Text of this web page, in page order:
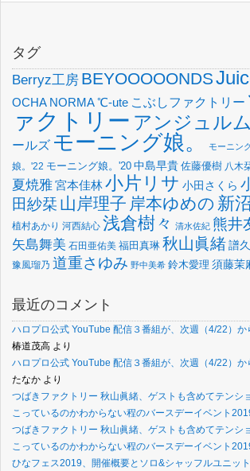
タグ
Berryz工房 BEYOOOOONDS
OCHA NORMA℃-ute こぶしファクトリー
ァクトリー アンジュルム
ールズ モーニング娘。 モーニン
娘。'22 モーニング娘。'20 中島早貴 佐藤優樹 八木
夏焼雅宮本佳林小片リサ 小田さくら
田紗栞 山岸理子 岸本ゆめの 新
植村あかり 河西結心 浅倉樹々 清水佐紀 熊井
矢島舞美 石田亜佑美 福田真琳 秋山眞緒譜
豫風瑠乃 道重さゆみ 野中美希 鈴木愛理 須藤茉
最近のコメント
ハロプロ公式 YouTube 配信３番組が、次週（4/22）か
椿道茂高 より
ハロプロ公式 YouTube 配信３番組が、次週（4/22）か
たなか より
つばきファクトリー 秋山眞緒、ゲストも含めてテンシ
こっているのかわからない程のバースデーイベント
つばきファクトリー 秋山眞緒、ゲストも含めてテンシ
こっているのかわからない程のバースデーイベント
ひなフェス2019、開催概要とソロ&シャッフルユニッ